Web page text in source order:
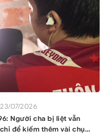
23/07/2026
Người cha bị liệt vẫn
để kiếm thêm vài chục